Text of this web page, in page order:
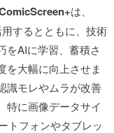
は、
するとともに、技術
をAIに学習、蓄積さ
を大幅に向上させま
識モレやムラが改善
特に画像データサイ
トフォンやタブレッ